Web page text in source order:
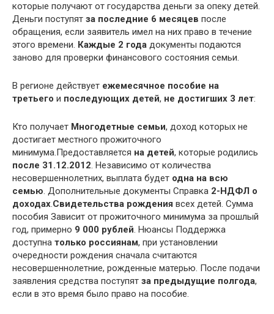
которые получают от государства деньги за опеку детей.
Деньги поступят за последние 6 месяцев после
обращения, если заявитель имел на них право в течение
этого времени. Каждые 2 года документы подаются
заново для проверки финансового состояния семьи.
В регионе действует ежемесячное пособие на
третьего и последующих детей, не достигших 3 лет:
Кто получает Многодетные семьи, доход которых не
достигает местного прожиточного
минимума.Предоставляется на детей, которые родились
после 31.12.2012. Независимо от количества
несовершеннолетних, выплата будет одна на всю
семью. Дополнительные документы Справка 2-НДФЛ о
доходах.Свидетельства рождения всех детей. Сумма
пособия Зависит от прожиточного минимума за прошлый
год, примерно 9 000 рублей. Нюансы Поддержка
доступна только россиянам, при установлении
очередности рождения сначала считаются
несовершеннолетние, рожденные матерью. После подачи
заявления средства поступят за предыдущие полгода,
если в это время было право на пособие.